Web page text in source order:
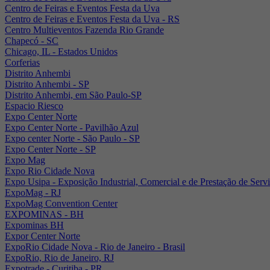
Centro de Feiras e Eventos Festa da Uva
Centro de Feiras e Eventos Festa da Uva - RS
Centro Multieventos Fazenda Rio Grande
Chapecó - SC
Chicago, IL - Estados Unidos
Corferias
Distrito Anhembi
Distrito Anhembi - SP
Distrito Anhembi, em São Paulo-SP
Espacio Riesco
Expo Center Norte
Expo Center Norte - Pavilhão Azul
Expo center Norte - São Paulo - SP
Expo Center Norte - SP
Expo Mag
Expo Rio Cidade Nova
Expo Usipa - Exposição Industrial, Comercial e de Prestação de
ExpoMag - RJ
ExpoMag Convention Center
EXPOMINAS - BH
Expominas BH
Expor Center Norte
ExpoRio Cidade Nova - Rio de Janeiro - Brasil
ExpoRio, Rio de Janeiro, RJ